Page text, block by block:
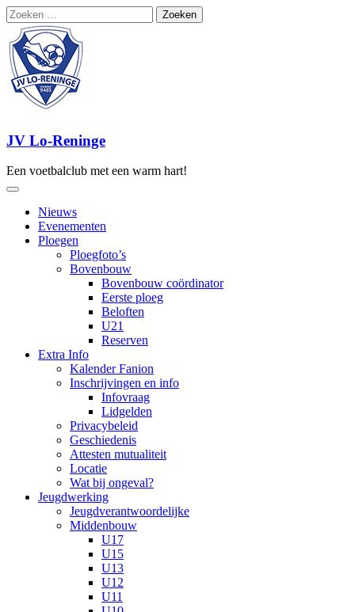
Ga
naar
de
inhoud
Zoeken
naar:
JV Lo-Reninge
Een voetbalclub met een warm hart!
Nieuws
Evenementen
Ploegen
Ploegfoto’s
Bovenbouw
Bovenbouw coördinator
Eerste ploeg
Beloften
U21
Reserven
Extra Info
Kalender Fanion
Inschrijvingen en info
Infovraag
Lidgelden
Privacybeleid
Geschiedenis
Attesten mutualiteit
Locatie
Wat bij ongeval?
Jeugdwerking
Jeugdverantwoordelijke
Middenbouw
U17
U15
U13
U12
U11